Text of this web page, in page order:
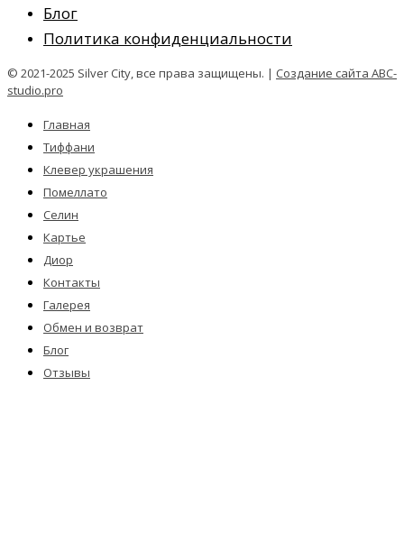
Блог
Политика конфиденциальности
© 2021-2025 Silver City, все права защищены. | Создание сайта ABC-
studio.pro
Главная
Тиффани
Клевер украшения
Помеллато
Селин
Картье
Диор
Контакты
Галерея
Обмен и возврат
Блог
Отзывы